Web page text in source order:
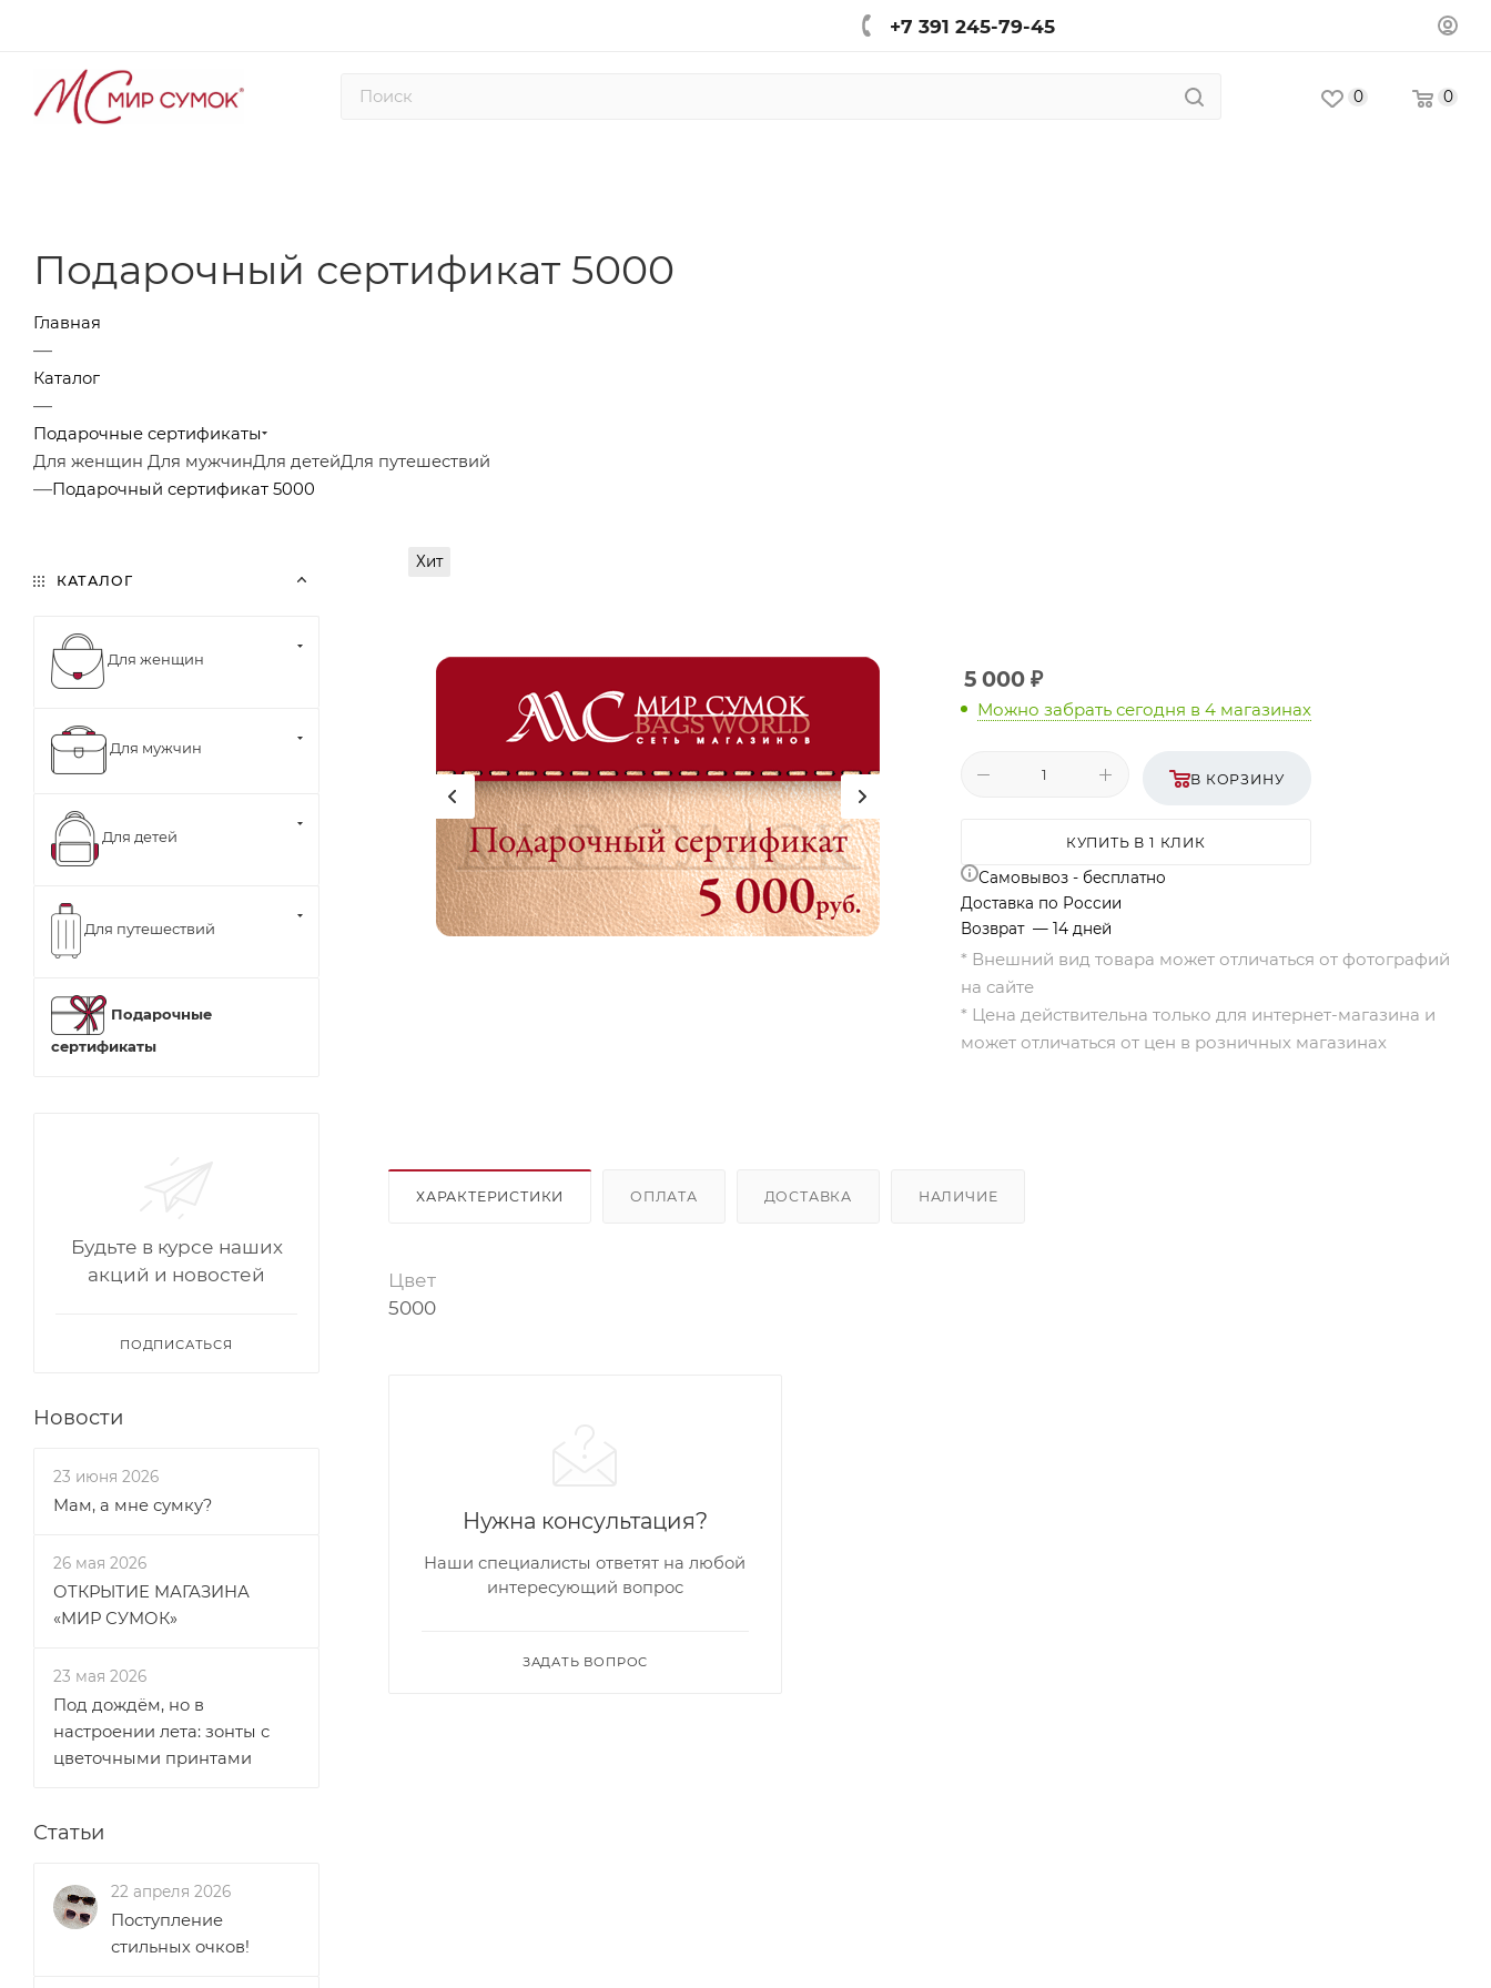
+7 391 245-79-45
0 0
Подарочный сертификат 5000
Главная
—
Каталог
—
Подарочные сертификаты
Для женщин Для мужчинДля детейДля путешествий
—Подарочный сертификат 5000
Хит
5 000₽
Можно забрать сегодня в 4 магазинах
В КОРЗИНУ
КУПИТЬ В 1 КЛИК
Самовывоз - бесплатно
Доставка по России
Возврат — 14 дней
* Внешний вид товара может отличаться от фотографий
на сайте
* Цена действительна только для интернет-магазина и
может отличаться от цен в розничных магазинах
ХАРАКТЕРИСТИКИ ОПЛАТА ДОСТАВКА НАЛИЧИЕ
Цвет
5000
Нужна консультация?
Наши специалисты ответят на любой
интересующий вопрос
ЗАДАТЬ ВОПРОС
КАТАЛОГ
Для женщин
Для мужчин
Для детей
Для путешествий
Подарочные
сертификаты
Будьте в курсе наших
акций и новостей
ПОДПИСАТЬСЯ
Новости
23 июня 2026
Мам, а мне сумку?
26 мая 2026
ОТКРЫТИЕ МАГАЗИНА
«МИР СУМОК»
23 мая 2026
Под дождём, но в
настроении лета: зонты с
цветочными принтами
Статьи
22 апреля 2026
Поступление
стильных очков!